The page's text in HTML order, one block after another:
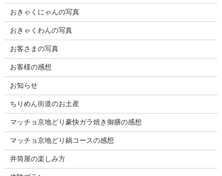
おきゃくにゃんの写真
おきゃくわんの写真
お客さまの写真
お客様の感想
お知らせ
ちりめん街道のお土産
マッチョ京地どり豪快ガラ焼き御膳の感想
マッチョ京地どり鍋コースの感想
井筒屋の楽しみ方